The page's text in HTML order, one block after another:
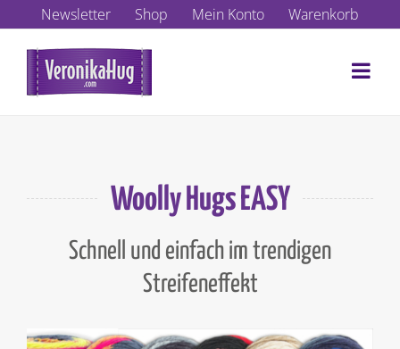
Inhalt
springen
Newsletter Shop Mein Konto Warenkorb
Woolly Hugs EASY
Schnell und einfach im trendigen
Streifeneffekt